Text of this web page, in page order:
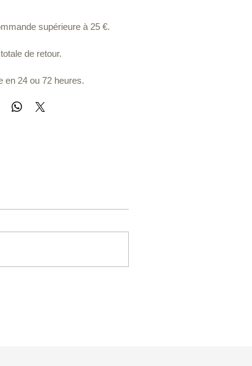
supérieure à 25 €.
de retour.
en 24 ou 72 heures.